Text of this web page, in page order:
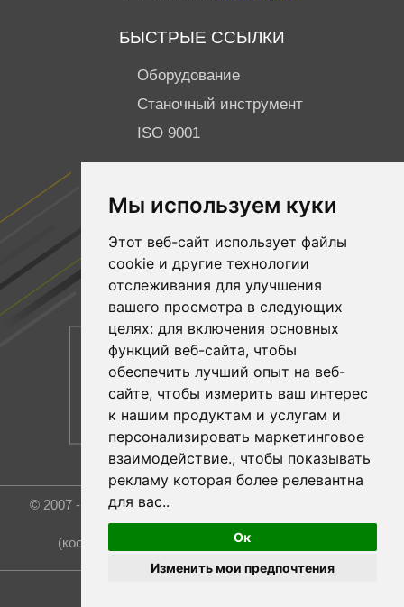
Мы используем куки
Этот веб-сайт использует файлы
cookie и другие технологии
отслеживания для улучшения
вашего просмотра в следующих
целях: для включения основных
функций веб-сайта, чтобы
обеспечить лучший опыт на веб-
сайте, чтобы измерить ваш интерес
к нашим продуктам и услугам и
персонализировать маркетинговое
взаимодействие., чтобы показывать
рекламу которая более релевантна
для вас..
Ок
Изменить мои предпочтения
БЫСТРЫЕ ССЫЛКИ
Оборудование
Станочный инструмент
ISO 9001
Facebook
YouTube
Linkedin
© 2007 - 2026 Rost Group & Technology Co., Ltd. All rights
reserved.
(координатор и эксклюзивный представитель)